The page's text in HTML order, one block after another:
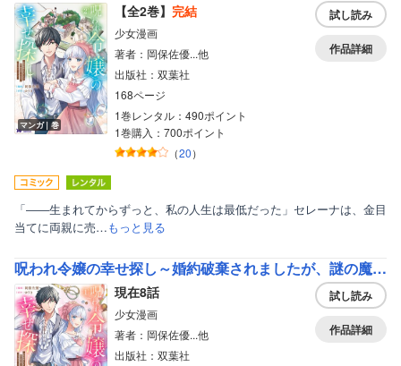
マンガ｜巻
【全2巻】 完結
少女漫画
著者：岡保佐優...他
出版社：双葉社
168ページ
1巻レンタル：490ポイント
1巻購入：700ポイント
（20）
試し読み
作品詳細
「――生まれてからずっと、私の人生は最低だった」セレーナは、金目
当てに両親に売…もっと見る
呪われ令嬢の幸せ探し～婚約破棄されましたが、謎の魔法使いに出会って人生が変わりました～（コミック） 分冊版
現在8話
少女漫画
著者：岡保佐優...他
出版社：双葉社
試し読み
作品詳細